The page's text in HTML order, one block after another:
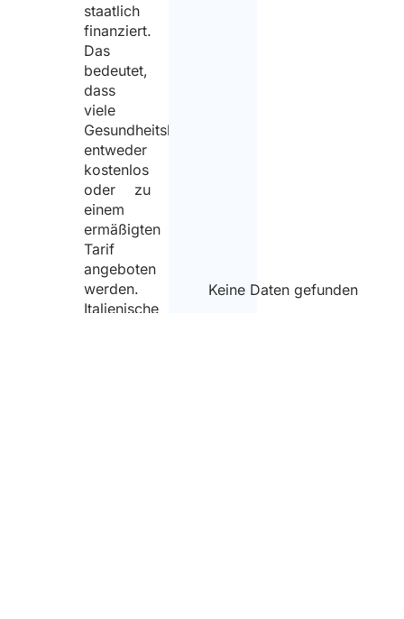
staatlich
finanziert.
Das
bedeutet,
dass
viele
Gesundheitsleistungen
entweder
kostenlos
oder zu
einem
ermäßigten
Tarif
angeboten
werden.
Italienische
Keine Daten gefunden